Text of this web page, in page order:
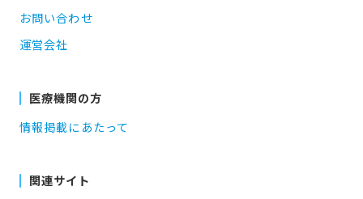
お問い合わせ
運営会社
医療機関の方
情報掲載にあたって
関連サイト